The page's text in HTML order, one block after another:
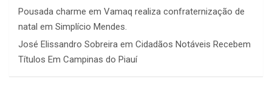
Pousada charme em Vamaq realiza confraternização de
natal em Simplício Mendes.
José Elissandro Sobreira em Cidadãos Notáveis Recebem
Títulos Em Campinas do Piauí